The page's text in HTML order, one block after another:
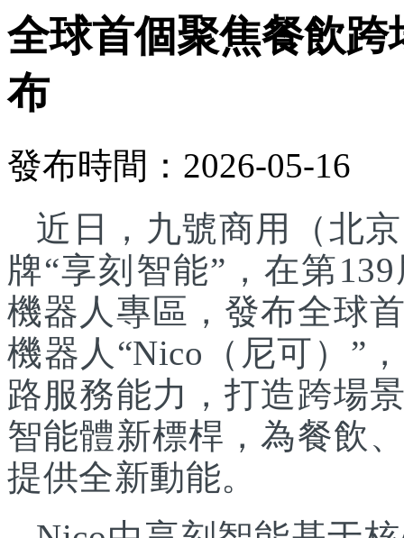
全球首個聚焦餐飲
布
發布時間：2026-05-16
近日，九號商用（北
牌“享刻智能”，在第
機器人專區，發布全球
機器人“Nico（尼可）”
路服務能力，打造跨場
智能體新標桿，為餐飲
提供全新動能。